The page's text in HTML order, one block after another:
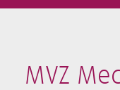
MVZ